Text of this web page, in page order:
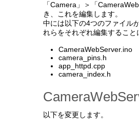
「Camera」＞「
き、これを編集します。
中には以下の4つのファイル
れらをそれぞれ編集すること
CameraWebServer.ino
camera_pins.h
app_httpd.cpp
camera_index.h
以下を変更します。